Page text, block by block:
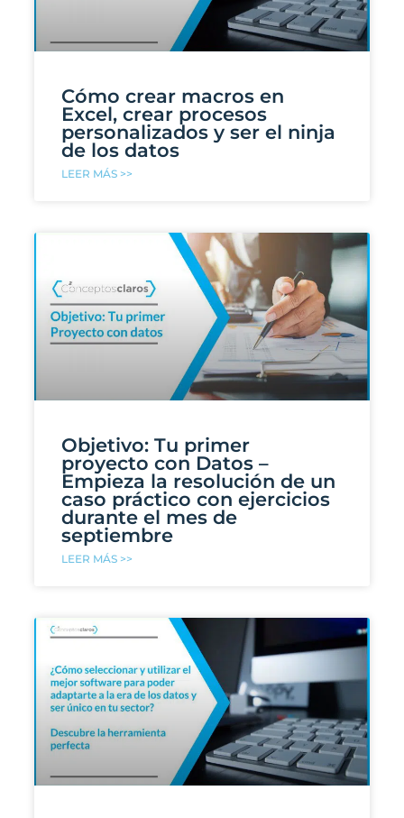
Cómo crear macros en
Excel, crear procesos
personalizados y ser el ninja
de los datos
LEER MÁS >>
Objetivo: Tu primer
proyecto con Datos –
Empieza la resolución de un
caso práctico con ejercicios
durante el mes de
septiembre
LEER MÁS >>